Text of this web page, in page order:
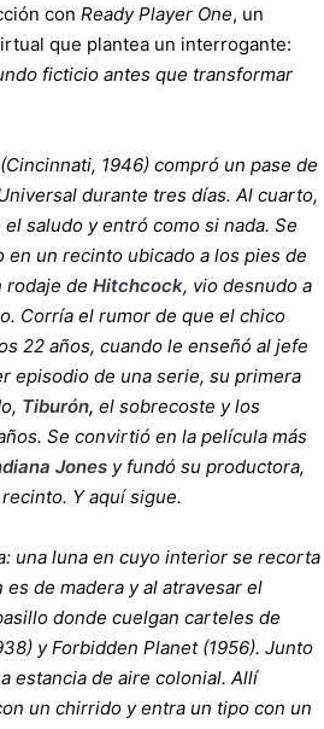
conReady Player One, un
que plantea un interrogante:
ficticio antes que transformar
(Cincinnati, 1946) compró un pase de
durante tres días. Al cuarto,
saludo y entró como si nada. Se
un recinto ubicado a los pies de
rodaje de Hitchcock, vio desnudo a
Corría el rumor de que el chico
22 años, cuando le enseñó al jefe
episodio de una serie, su primera
Tiburón, el sobrecoste y los
Se convirtió en la pelícu­la más
Jones y fundó su productora,
Y aquí sigue.
una luna en cuyo interior se recorta
de madera y al atravesar el
donde cuelgan carteles de
y Forbidden Planet (1956). Junto
estancia de aire colonial. Allí
un chirrido y entra un tipo con un